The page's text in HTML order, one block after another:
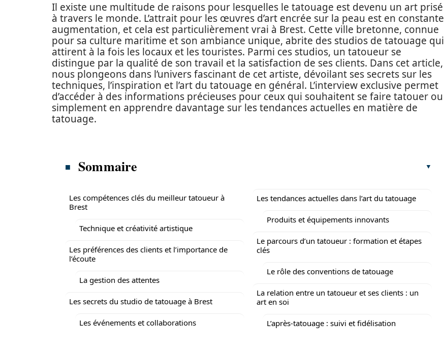
Il existe une multitude de raisons pour lesquelles le tatouage est devenu un art prisé
à travers le monde. L’attrait pour les œuvres d’art encrée sur la peau est en constante
augmentation, et cela est particulièrement vrai à Brest. Cette ville bretonne, connue
pour sa culture maritime et son ambiance unique, abrite des studios de tatouage qui
attirent à la fois les locaux et les touristes. Parmi ces studios, un tatoueur se
distingue par la qualité de son travail et la satisfaction de ses clients. Dans cet article,
nous plongeons dans l’univers fascinant de cet artiste, dévoilant ses secrets sur les
techniques, l’inspiration et l’art du tatouage en général. L’interview exclusive permet
d’accéder à des informations précieuses pour ceux qui souhaitent se faire tatouer ou
simplement en apprendre davantage sur les tendances actuelles en matière de
tatouage.
Sommaire
Les compétences clés du meilleur tatoueur à
Brest
Technique et créativité artistique
Les préférences des clients et l’importance de
l’écoute
La gestion des attentes
Les secrets du studio de tatouage à Brest
Les événements et collaborations
Les tendances actuelles dans l’art du tatouage
Produits et équipements innovants
Le parcours d’un tatoueur : formation et étapes
clés
Le rôle des conventions de tatouage
La relation entre un tatoueur et ses clients : un
art en soi
L’après-tatouage : suivi et fidélisation